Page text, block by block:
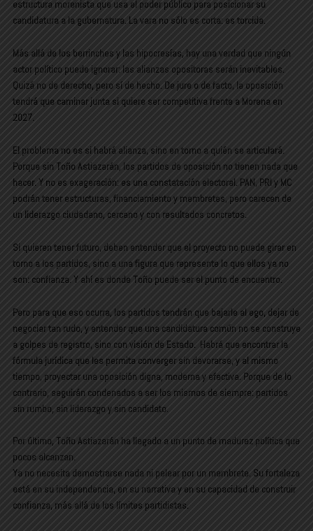
estructura morenista que usa el poder público para posicionar su
candidatura a la gubernatura. La vara no sólo es corta: es torcida.
Más allá de los berrinches y las hipocresías, hay una verdad que ningún
actor político puede ignorar: las alianzas opositoras serán inevitables.
Quizá no de derecho, pero sí de hecho. De jure o de facto, la oposición
tendrá que caminar junta si quiere ser competitiva frente a Morena en
2027.
El problema no es si habrá alianza, sino en torno a quiénse articulará.
Porque sin Toño Astiazarán, los partidos de oposición no tienen nada que
hacer. Y no es exageración: es una constatación electoral. PAN, PRI y MC
podrán tener estructuras, financiamiento y membretes, pero carecen de
un liderazgo ciudadano, cercano y con resultados concretos.
Si quieren tener futuro, deben entender que el proyecto no puede girar en
torno a los partidos, sino a una figura que represente lo que ellos ya no
son: confianza. Y ahí es donde Toño puede ser el punto de encuentro.
Pero para que eso ocurra, los partidos tendrán que bajarle al ego, dejar de
negociar tan rudo, y entender que una candidatura común no se construye
a golpes de registro, sino con visión de Estado. Habrá que encontrar la
fórmula jurídica que les permita converger sin devorarse, y al mismo
tiempo, proyectar una oposición digna, moderna y efectiva. Porque de lo
contrario, seguirán condenados a ser los mismos de siempre: partidos
sin rumbo, sin liderazgo y sin candidato.
Por último, Toño Astiazarán ha llegado a un punto de madurez política que
pocos alcanzan.
Ya no necesita demostrarse nada ni pelear por un membrete. Su fortaleza
está en su independencia, en su narrativa y en su capacidad de construir
confianza, más allá de los límites partidistas.